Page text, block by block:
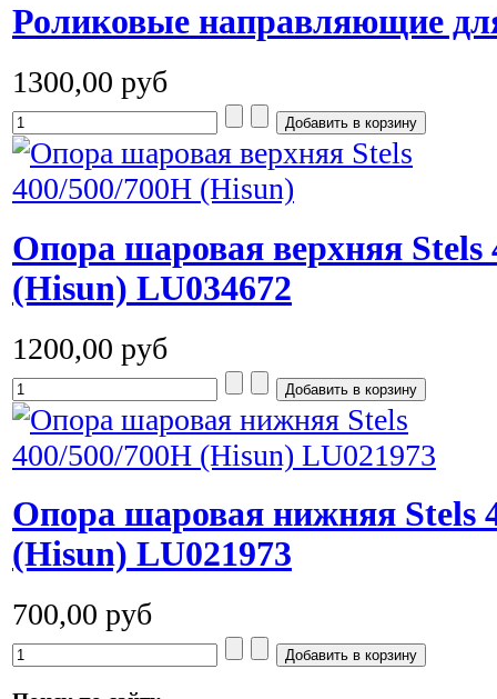
Роликовые направляющие
1300,00 руб
Опора шаровая верхняя Stels
(Hisun) LU034672
1200,00 руб
Опора шаровая нижняя Stels
(Hisun) LU021973
700,00 руб